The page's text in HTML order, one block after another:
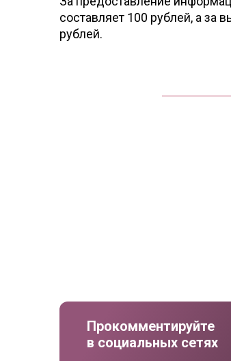
составляет 100 рублей, а за
рублей.
Прокомментируйте
в социальных сетях